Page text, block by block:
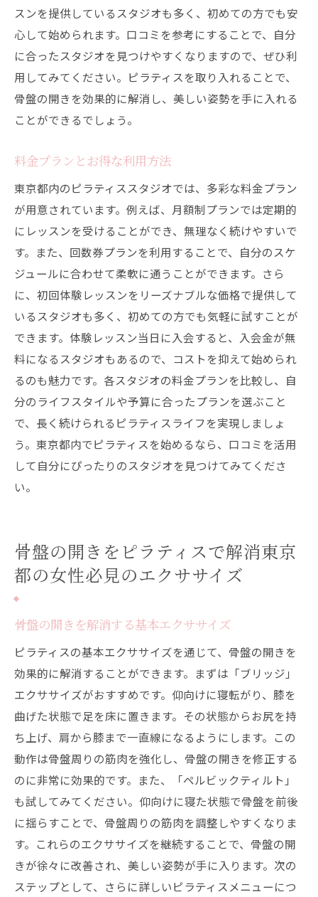
スンを提供しているスタジオも多く、初めての方でも安
心して始められます。口コミを参考にすることで、自分
に合ったスタジオを見つけやすくなりますので、ぜひ利
用してみてください。ピラティスを取り入れることで、
骨盤の開きを効果的に解消し、美しい姿勢を手に入れる
ことができるでしょう。
料金プランとお得な利用方法
東京都内のピラティススタジオでは、多彩な料金プラン
が用意されています。例えば、月額制プランでは定期的
にレッスンを受けることができ、無理なく続けやすいで
す。また、回数券プランを利用することで、自分のスケ
ジュールに合わせて柔軟に通うことができます。さら
に、初回体験レッスンをリーズナブルな価格で提供して
いるスタジオも多く、初めての方でも気軽に試すことが
できます。体験レッスン当日に入会すると、入会金が無
料になるスタジオもあるので、コストを抑えて始められ
るのも魅力です。各スタジオの料金プランを比較し、自
分のライフスタイルや予算に合ったプランを選ぶこと
で、長く続けられるピラティスライフを実現しましょ
う。東京都内でピラティスを始めるなら、口コミを活用
して自分にぴったりのスタジオを見つけてみてくださ
い。
骨盤の開きをピラティスで解消東京
都の女性必見のエクササイズ
骨盤の開きを解消する基本エクササイズ
ピラティスの基本エクササイズを通じて、骨盤の開きを
効果的に解消することができます。まずは「ブリッジ」
エクササイズがおすすめです。仰向けに寝転がり、膝を
曲げた状態で足を床に置きます。その状態からお尻を持
ち上げ、肩から膝まで一直線になるようにします。この
動作は骨盤周りの筋肉を強化し、骨盤の開きを修正する
のに非常に効果的です。また、「ペルビックティルト」
も試してみてください。仰向けに寝た状態で骨盤を前後
に揺らすことで、骨盤周りの筋肉を調整しやすくなりま
す。これらのエクササイズを継続することで、骨盤の開
きが徐々に改善され、美しい姿勢が手に入ります。次の
ステップとして、さらに詳しいピラティスメニューにつ